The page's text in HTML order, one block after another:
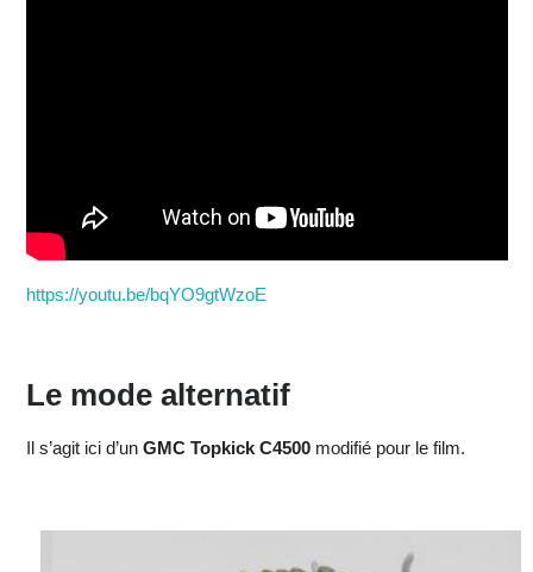
https://youtu.be/bqYO9gtWzoE
Le mode alternatif
Il s’agit ici d’un GMC Topkick C4500modifié pour le film.